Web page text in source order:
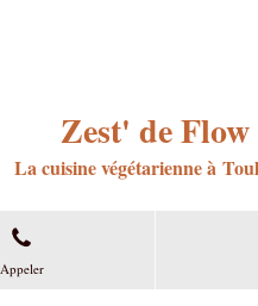
Zest' de Flow
La cuisine végétarienne à
Appeler